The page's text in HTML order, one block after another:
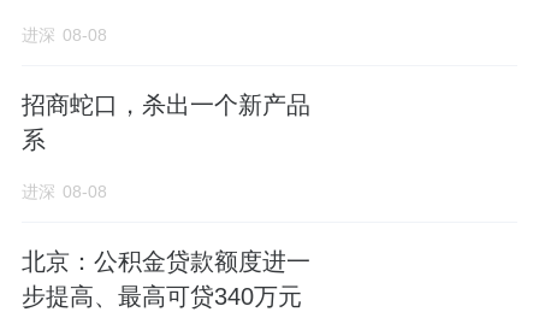
进深 08-08
招商蛇口，杀出一个新产品
系
进深 08-08
北京：公积金贷款额度进一
步提高、最高可贷340万元